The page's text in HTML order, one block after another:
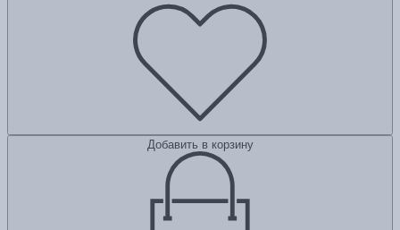
Добавить в корзину